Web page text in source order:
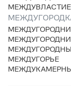
Правила русского
Интерактивные
Скороговорки
МЕЖДУВЛАСТИЕ
МЕЖДУГОРЬЕ